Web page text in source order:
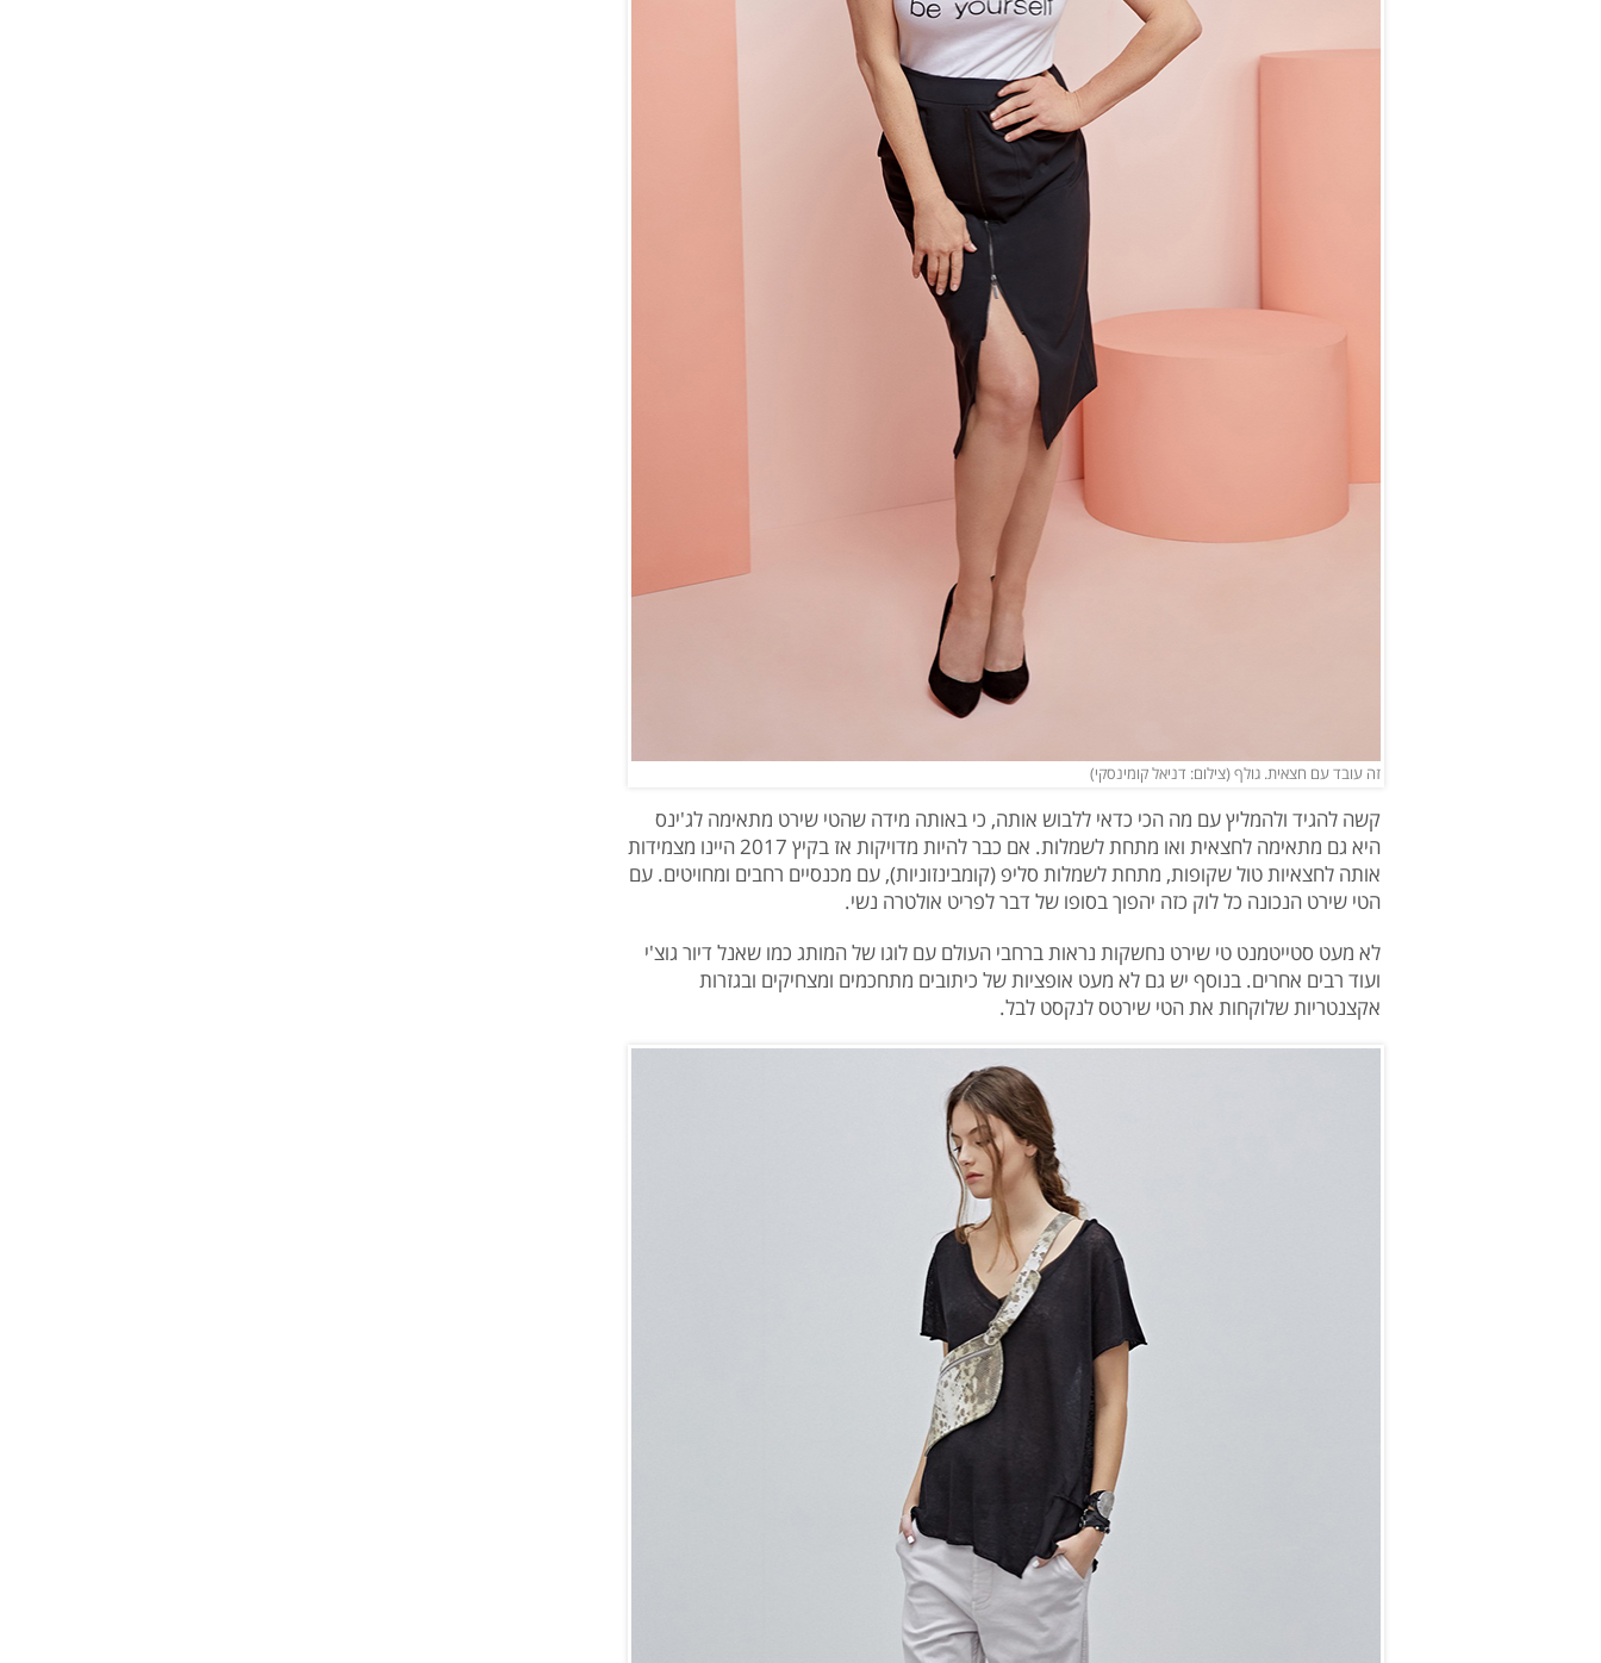
זה עובד עם חצאית. גולף (צילום: דניאל קומינסקי)
קשה להגיד ולהמליץ עם מה הכי כדאי ללבוש אותה, כי באותה מידה שהטי שירט מתאימה לג'ינס
היא גם מתאימה לחצאית ואו מתחת לשמלות. אם כבר להיות מדויקות אז בקיץ 2017 היינו מצמידות
אותה לחצאיות טול שקופות, מתחת לשמלות סליפ (קומבינזוניות), עם מכנסיים רחבים ומחויטים. עם
הטי שירט הנכונה כל לוק כזה יהפוך בסופו של דבר לפריט אולטרה נשי.
לא מעט סטייטמנט טי שירט נחשקות נראות ברחבי העולם עם לוגו של המותג כמו שאנל דיור גוצ'י
ועוד רבים אחרים. בנוסף יש גם לא מעט אופציות של כיתובים מתחכמים ומצחיקים ובגזרות
אקצנטריות שלוקחות את הטי שירטס לנקסט לבל.